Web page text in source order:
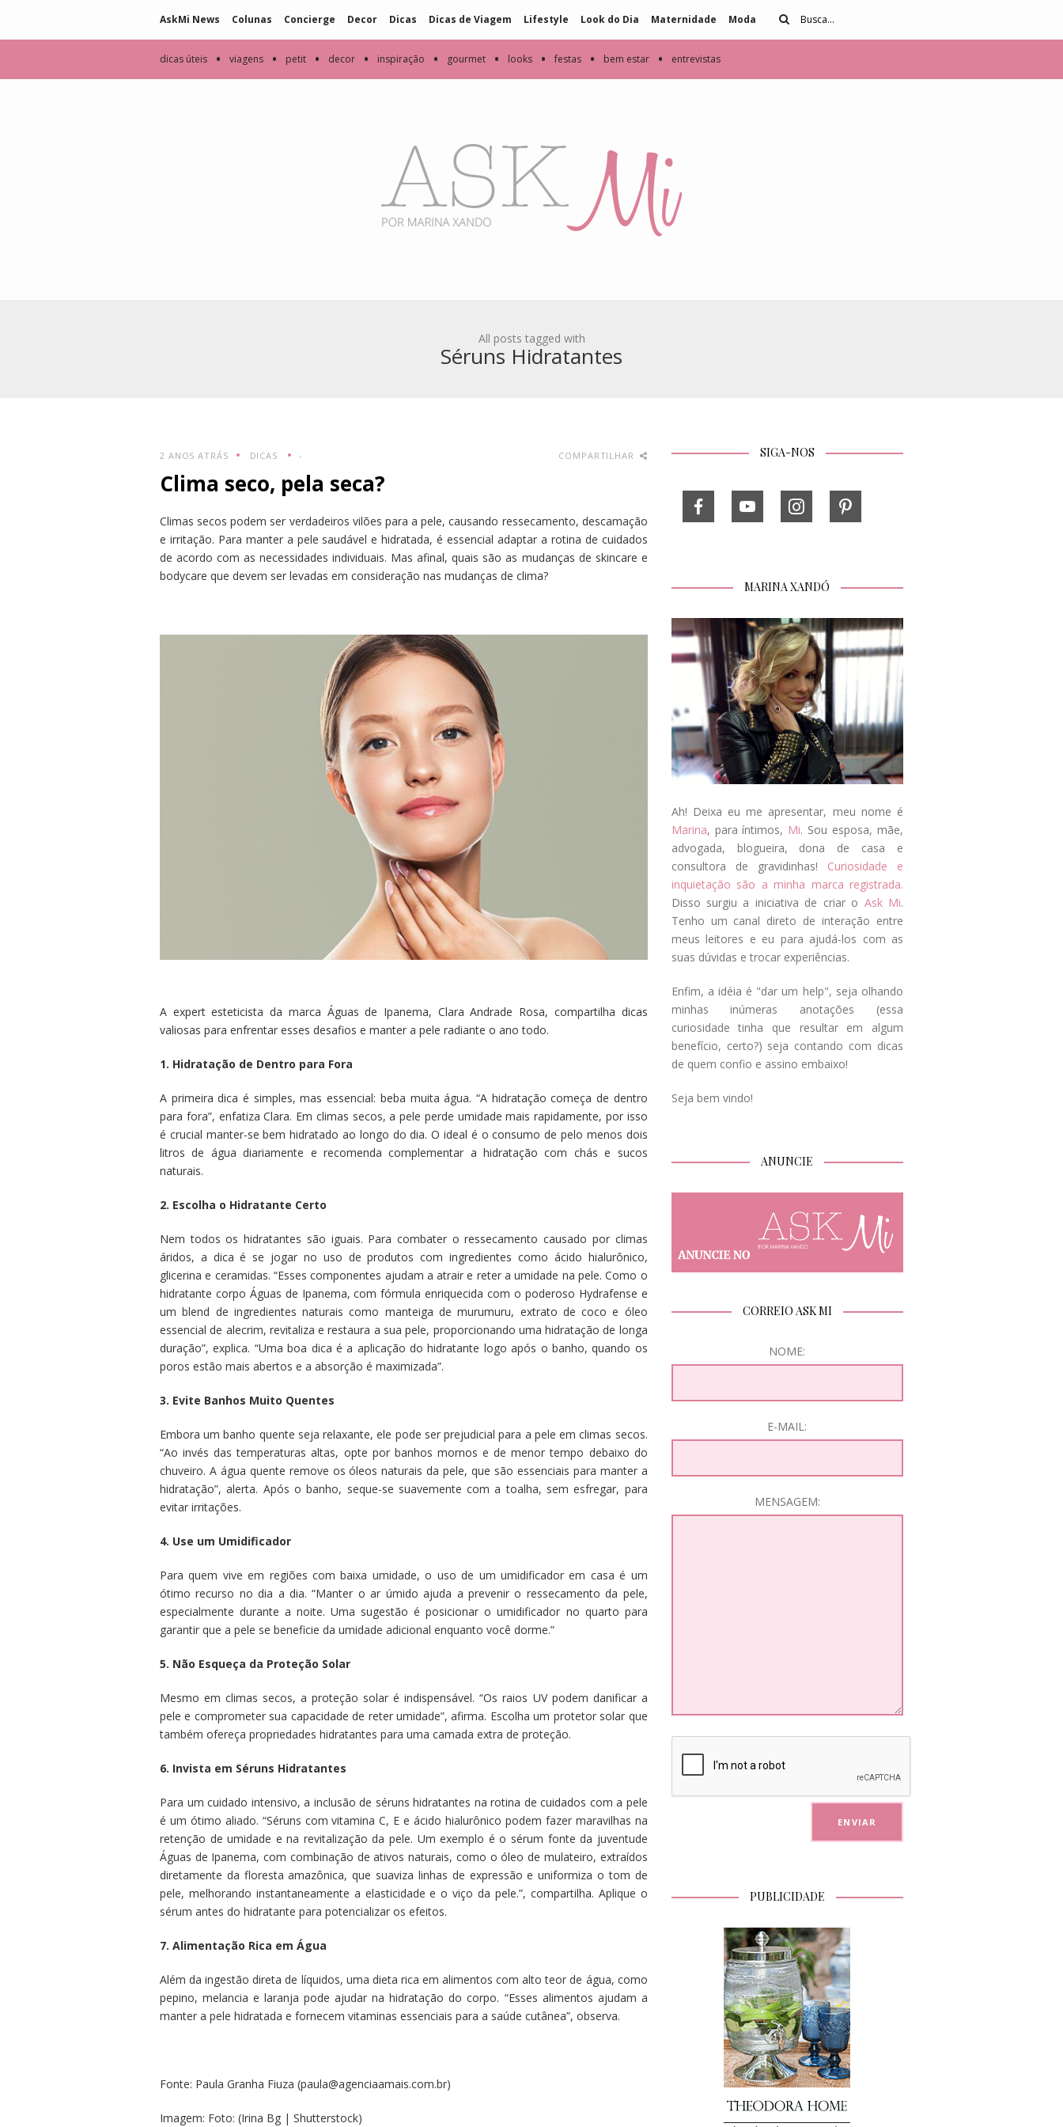
AskMi News Colunas Concierge Decor Dicas Dicas de Viagem Lifestyle Look do Dia Maternidade Moda
dicas úteis • viagens • petit • decor • inspiração • gourmet • looks • festas • bem estar • entrevistas
All posts tagged with
Séruns Hidratantes
2 ANOS ATRÁS DICAS - COMPARTILHAR
Clima seco, pela seca?
Climas secos podem ser verdadeiros vilões para a pele, causando ressecamento, descamação
e irritação. Para manter a pele saudável e hidratada, é essencial adaptar a rotina de cuidados
de acordo com as necessidades individuais. Mas afinal, quais são as mudanças de skincare e
bodycare que devem ser levadas em consideração nas mudanças de clima?
A expert esteticista da marca Águas de Ipanema, Clara Andrade Rosa, compartilha dicas
valiosas para enfrentar esses desafios e manter a pele radiante o ano todo.
1. Hidratação de Dentro para Fora
A primeira dica é simples, mas essencial: beba muita água. “A hidratação começa de dentro
para fora”, enfatiza Clara. Em climas secos, a pele perde umidade mais rapidamente, por isso
é crucial manter-se bem hidratado ao longo do dia. O ideal é o consumo de pelo menos dois
litros de água diariamente e recomenda complementar a hidratação com chás e sucos
naturais.
2. Escolha o Hidratante Certo
Nem todos os hidratantes são iguais. Para combater o ressecamento causado por climas
áridos, a dica é se jogar no uso de produtos com ingredientes como ácido hialurônico,
glicerina e ceramidas. “Esses componentes ajudam a atrair e reter a umidade na pele. Como o
hidratante corpo Águas de Ipanema, com fórmula enriquecida com o poderoso Hydrafense e
um blend de ingredientes naturais como manteiga de murumuru, extrato de coco e óleo
essencial de alecrim, revitaliza e restaura a sua pele, proporcionando uma hidratação de longa
duração”, explica. “Uma boa dica é a aplicação do hidratante logo após o banho, quando os
poros estão mais abertos e a absorção é maximizada”.
3. Evite Banhos Muito Quentes
Embora um banho quente seja relaxante, ele pode ser prejudicial para a pele em climas secos.
“Ao invés das temperaturas altas, opte por banhos mornos e de menor tempo debaixo do
chuveiro. A água quente remove os óleos naturais da pele, que são essenciais para manter a
hidratação”, alerta. Após o banho, seque-se suavemente com a toalha, sem esfregar, para
evitar irritações.
4. Use um Umidificador
Para quem vive em regiões com baixa umidade, o uso de um umidificador em casa é um
ótimo recurso no dia a dia. “Manter o ar úmido ajuda a prevenir o ressecamento da pele,
especialmente durante a noite. Uma sugestão é posicionar o umidificador no quarto para
garantir que a pele se beneficie da umidade adicional enquanto você dorme.”
5. Não Esqueça da Proteção Solar
Mesmo em climas secos, a proteção solar é indispensável. “Os raios UV podem danificar a
pele e comprometer sua capacidade de reter umidade”, afirma. Escolha um protetor solar que
também ofereça propriedades hidratantes para uma camada extra de proteção.
6. Invista em Séruns Hidratantes
Para um cuidado intensivo, a inclusão de séruns hidratantes na rotina de cuidados com a pele
é um ótimo aliado. “Séruns com vitamina C, E e ácido hialurônico podem fazer maravilhas na
retenção de umidade e na revitalização da pele. Um exemplo é o sérum fonte da juventude
Águas de Ipanema, com combinação de ativos naturais, como o óleo de mulateiro, extraídos
diretamente da floresta amazônica, que suaviza linhas de expressão e uniformiza o tom de
pele, melhorando instantaneamente a elasticidade e o viço da pele.”, compartilha. Aplique o
sérum antes do hidratante para potencializar os efeitos.
7. Alimentação Rica em Água
Além da ingestão direta de líquidos, uma dieta rica em alimentos com alto teor de água, como
pepino, melancia e laranja pode ajudar na hidratação do corpo. “Esses alimentos ajudam a
manter a pele hidratada e fornecem vitaminas essenciais para a saúde cutânea”, observa.
Fonte: Paula Granha Fiuza (paula@agenciaamais.com.br)
Imagem: Foto: (Irina Bg | Shutterstock)
SIGA-NOS
MARINA XANDÓ
Ah! Deixa eu me apresentar, meu nome é
Marina, para íntimos, Mi. Sou esposa, mãe,
advogada, blogueira, dona de casa e
consultora de gravidinhas! Curiosidade e
inquietação são a minha marca registrada.
Disso surgiu a iniciativa de criar o Ask Mi.
Tenho um canal direto de interação entre
meus leitores e eu para ajudá-los com as
suas dúvidas e trocar experiências.
Enfim, a idéia é "dar um help", seja olhando
minhas inúmeras anotações (essa
curiosidade tinha que resultar em algum
benefício, certo?) seja contando com dicas
de quem confio e assino embaixo!
Seja bem vindo!
ANUNCIE
CORREIO ASK MI
NOME:
E-MAIL:
MENSAGEM:
PUBLICIDADE